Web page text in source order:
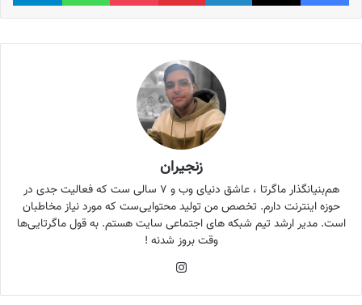
زنجیران
هم‌بنیانگذار ماگرتا ، عاشق دنیای وب و ۷ سالی ست که فعالیت جدی در
حوزه اینترنت دارم. تخصص من تولید محتوایی‌ست که مورد نیاز مخاطبان
است. مدیر ارشد تیم شبکه های اجتماعی سایت هستم. به قول ماگرتایی‌ها
وقت بروز شدنه !